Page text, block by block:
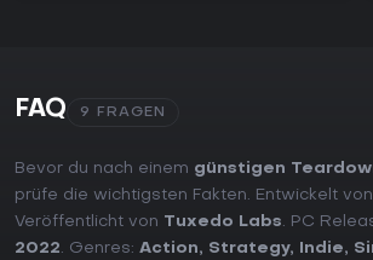
FAQ 9 FRAGEN
Bevor du nach einem günstigen
prüfe die wichtigsten Fakten. Entwickelt von
Veröffentlicht von Tuxedo Labs. PC
2022. Genres: Action, Strategy, Indie,